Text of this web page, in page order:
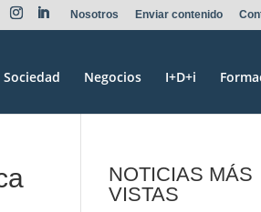
Nosotros Enviar contenido
Sociedad Negocios I+D+i
NOTICIAS MÁS
VISTAS